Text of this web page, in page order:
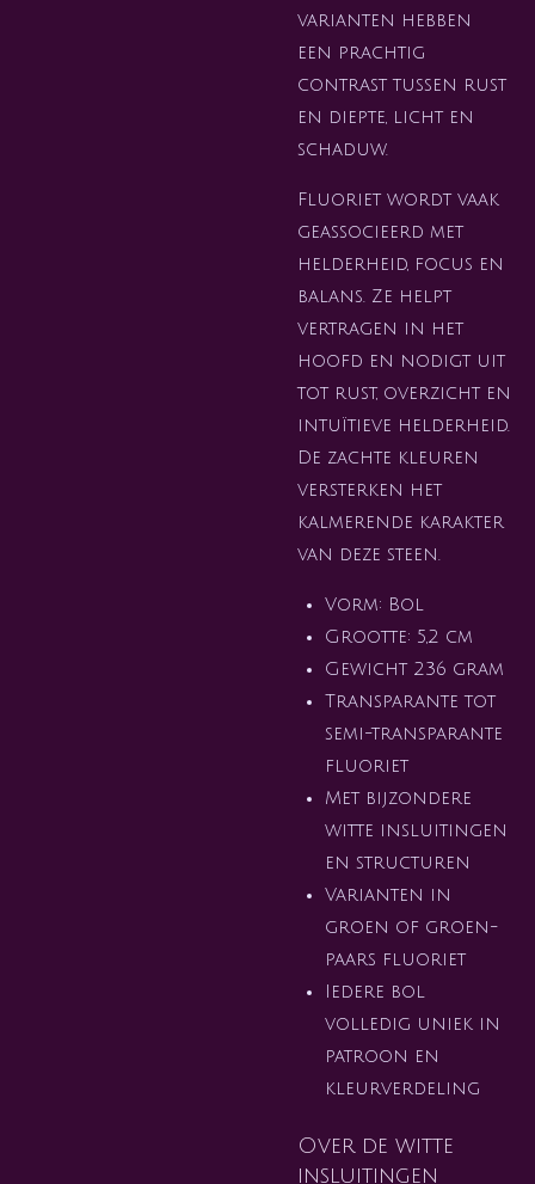
varianten hebben
een prachtig
contrast tussen rust
en diepte, licht en
schaduw.
Fluoriet wordt vaak
geassocieerd met
helderheid, focus en
balans. Ze helpt
vertragen in het
hoofd en nodigt uit
tot rust, overzicht en
intuïtieve helderheid.
De zachte kleuren
versterken het
kalmerende karakter
van deze steen.
Vorm: Bol
Grootte: 5,2 cm
Gewicht 236 gram
Transparante tot
semi-transparante
fluoriet
Met bijzondere
witte insluitingen
en structuren
Varianten in
groen of groen-
paars fluoriet
Iedere bol
volledig uniek in
patroon en
kleurverdeling
Over de witte
insluitingen